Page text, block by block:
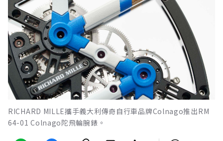
RICHARD MILLE攜手義大利傳奇自行車品牌Colnago推出RM
64-01 Colnago陀飛輪腕錶。